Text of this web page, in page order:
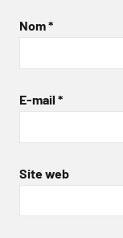
Nom*
E-mail *
Site web